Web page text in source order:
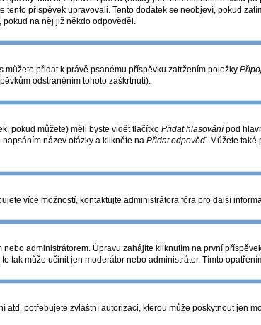
příspěvek upravovali. Tento dodatek se neobjeví, pokud
pokud na něj již někdo odpověděl.
můžete přidat k právě psanému příspěvku zatržením položky
odstraněním tohoto zaškrtnutí).
pokud můžete) měli byste vidět tlačítko Přidat hlasování pod
název otázky a klikněte na Přidat odpověď. Můžete také
více možností, kontaktujte administrátora fóra pro další
administrátorem. Úpravu zahájíte kliknutím na první
tak může učinit jen moderátor nebo administrátor. Tímto
potřebujete zvláštní autorizaci, kterou může poskytnout jen